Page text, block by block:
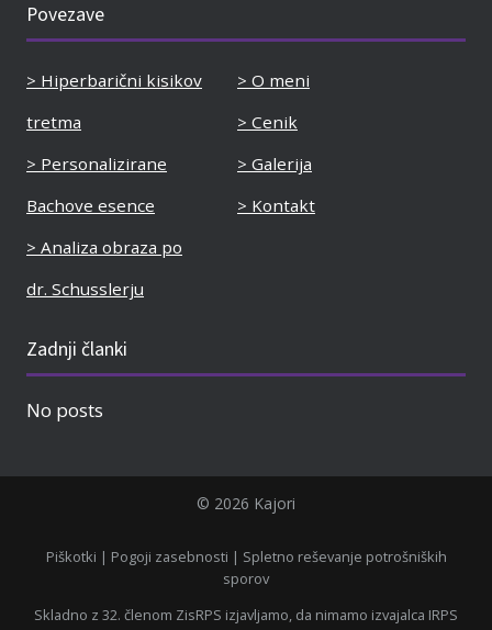
Povezave
> Hiperbarični kisikov
tretma
> Personalizirane
Bachove esence
> Analiza obraza po
dr. Schusslerju
> O meni
> Cenik
> Galerija
> Kontakt
Zadnji članki
No posts
© 2026 Kajori
Piškotki | Pogoji zasebnosti | Spletno reševanje potrošniških
sporov
Skladno z 32. členom ZisRPS izjavljamo, da nimamo izvajalca IRPS